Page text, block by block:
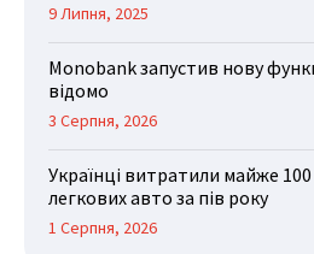
9 Липня, 2025
Monobank запустив нову
відомо
3 Серпня, 2026
Українці витратили майже 100
легкових авто за пів року
1 Серпня, 2026